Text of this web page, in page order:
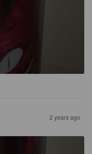
2 years ago